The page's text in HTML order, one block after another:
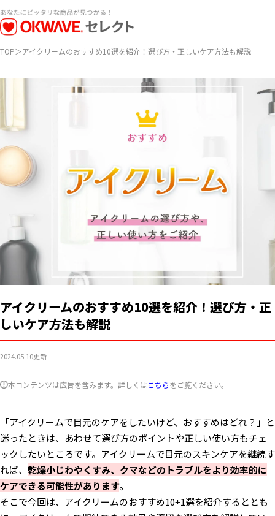
TOP＞アイクリームのおすすめ10選を紹介！選び方・正しいケア方法も解説
アイクリームのおすすめ10選を紹介！選び方・正
しいケア方法も解説
2024.05.10更新
本コンテンツは広告を含みます。詳しくはこちらをご覧ください。
「アイクリームで目元のケアをしたいけど、おすすめはどれ？」と
迷ったときは、あわせて選び方のポイントや正しい使い方もチェ
ックしたいところです。アイクリームで目元のスキンケアを継続す
れば、 乾燥小じわやくすみ、クマなどのトラブルをより効率的に
ケアできる可能性があります。
そこで今回は、アイクリームのおすすめ10+1選を紹介するととも